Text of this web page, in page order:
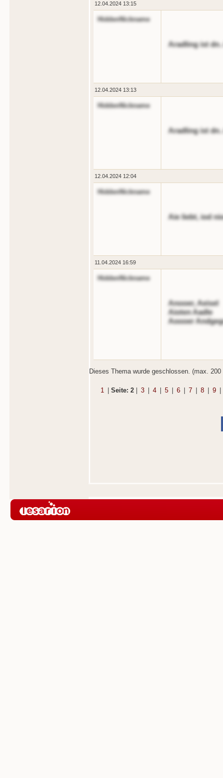
12.04.2024 13:15
HiddenNickname
Aradling ist dn.
12.04.2024 13:13
HiddenNickname
Aradling ist dn.
12.04.2024 12:04
HiddenNickname
Aie liebt, iod
11.04.2024 16:59
HiddenNickname
Anooer, Aeisel
Aioten Aadle
Aoooer
Dieses Thema wurde geschlossen. (max. 200
1 Seite: 2 3 4 5 6 7 8 9